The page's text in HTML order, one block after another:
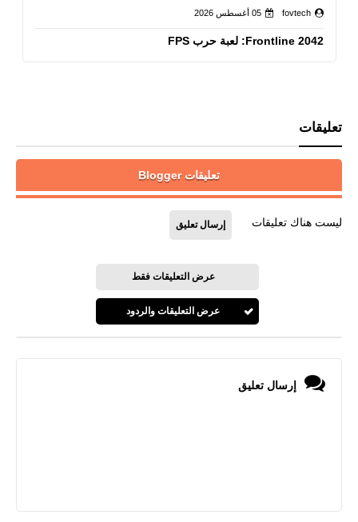
fovtech 05 أغسطس 2026
Frontline 2042: لعبة حرب FPS
تعليقات
تعليقات Blogger
ليست هناك تعليقات إرسال تعليق
عرض التعليقات فقط
عرض التعليقات والردود
إرسال تعليق